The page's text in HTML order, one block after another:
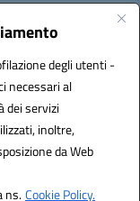
degli utenti -
necessari al
dei servizi
inoltre,
da Web
ns.Cookie Policy.
S.r.l.